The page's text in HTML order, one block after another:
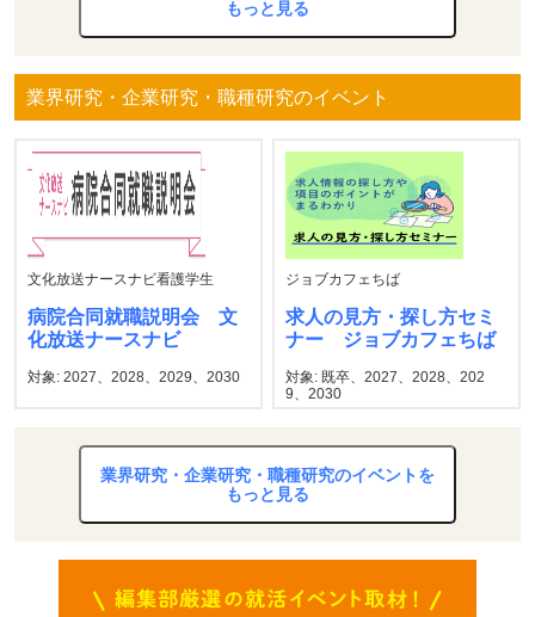
もっと見る
業界研究・企業研究・職種研究のイベント
文化放送ナースナビ看護学生
病院合同就職説明会 文
化放送ナースナビ
対象: 2027、2028、2029、2030
ジョブカフェちば
求人の見方・探し方セミ
ナー ジョブカフェちば
対象: 既卒、2027、2028、202
9、2030
業界研究・企業研究・職種研究のイベントを
もっと見る